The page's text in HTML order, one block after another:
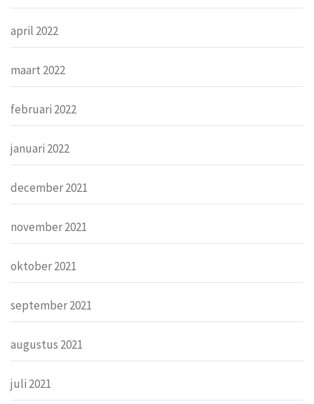
april 2022
maart 2022
februari 2022
januari 2022
december 2021
november 2021
oktober 2021
september 2021
augustus 2021
juli 2021